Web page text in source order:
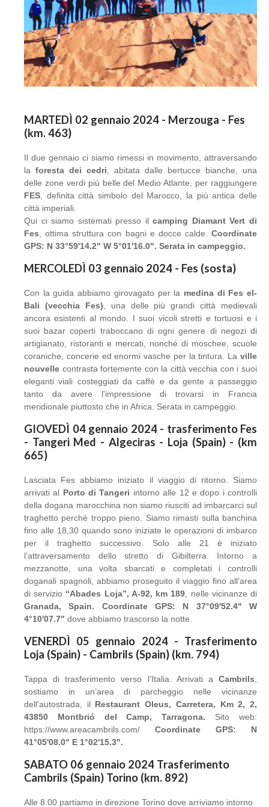
MARTEDÌ 02 gennaio 2024 - Merzouga - Fes
(km. 463)
Il due gennaio ci siamo rimessi in movimento, attraversando
la foresta dei cedri , abitata dalle bertucce bianche, una
delle zone verdi più belle del Medio Atlante, per raggiungere
FES , definita città simbolo del Marocco, la più antica delle
città imperiali.
Qui ci siamo sistemati presso ilcamping Diamant Vert di
Fes , ottima struttura con bagni e docce calde. Coordinate
GPS: N 33°59'14.2" W 5°01'16.0". Serata in campeggio.
MERCOLEDÌ 03 gennaio 2024 - Fes (sosta)
Con la guida abbiamo girovagato per la medina di Fes el-
Bali (vecchia Fes) , una delle più grandi città medievali
ancora esistenti al mondo. I suoi vicoli stretti e tortuosi e i
suoi bazar coperti traboccano di ogni genere di negozi di
artigianato, ristoranti e mercati, nonché di moschee, scuole
coraniche, concerie ed enormi vasche per la tintura. La ville
nouvelle contrasta fortemente con la città vecchia con i suoi
eleganti viali costeggiati da caffè e da gente a passeggio
tanto da avere l'impressione di trovarsi in Francia
meridionale piuttosto che in Africa. Serata in campeggio.
GIOVEDÌ 04 gennaio 2024 - trasferimento Fes
- Tangeri Med - Algeciras - Loja (Spain) - (km
665)
Lasciata Fes abbiamo iniziato il viaggio di ritorno. Siamo
arrivati al Porto di Tangeri intorno alle 12 e dopo i controlli
della dogana marocchina non siamo riusciti ad imbarcarci sul
traghetto perché troppo pieno. Siamo rimasti sulla banchina
fino alle 18,30 quando sono iniziate le operazioni di imbarco
per il traghetto successivo. Solo alle 21 è iniziato
l’attraversamento dello stretto di Gibilterra. Intorno a
mezzanotte, una volta sbarcati e completati i controlli
doganali spagnoli, abbiamo proseguito il viaggio fino all’area
di servizio “Abades Loja”, A-92, km 189 , nelle vicinanze di
Granada, Spain. Coordinate GPS: N 37°09'52.4" W
4°10'07.7" dove abbiamo trascorso la notte.
VENERDÌ 05 gennaio 2024 - Trasferimento
Loja (Spain) - Cambrils (Spain) (km. 794)
Tappa di trasferimento verso l’Italia. Arrivati a Cambrils
sostiamo in un’area di parcheggio nelle vicinanze
dell’autostrada, ilRestaurant Oleus, Carretera, Km 2, 2,
43850 Montbrió del Camp, Tarragona. Sito web:
https://www.areacambrils.com/ Coordinate GPS: N
41°05'08.0" E 1°02'15.3".
SABATO 06 gennaio 2024 Trasferimento
Cambrils (Spain) Torino (km. 892)
Alle 8.00 partiamo in direzione Torino dove arriviamo intorno